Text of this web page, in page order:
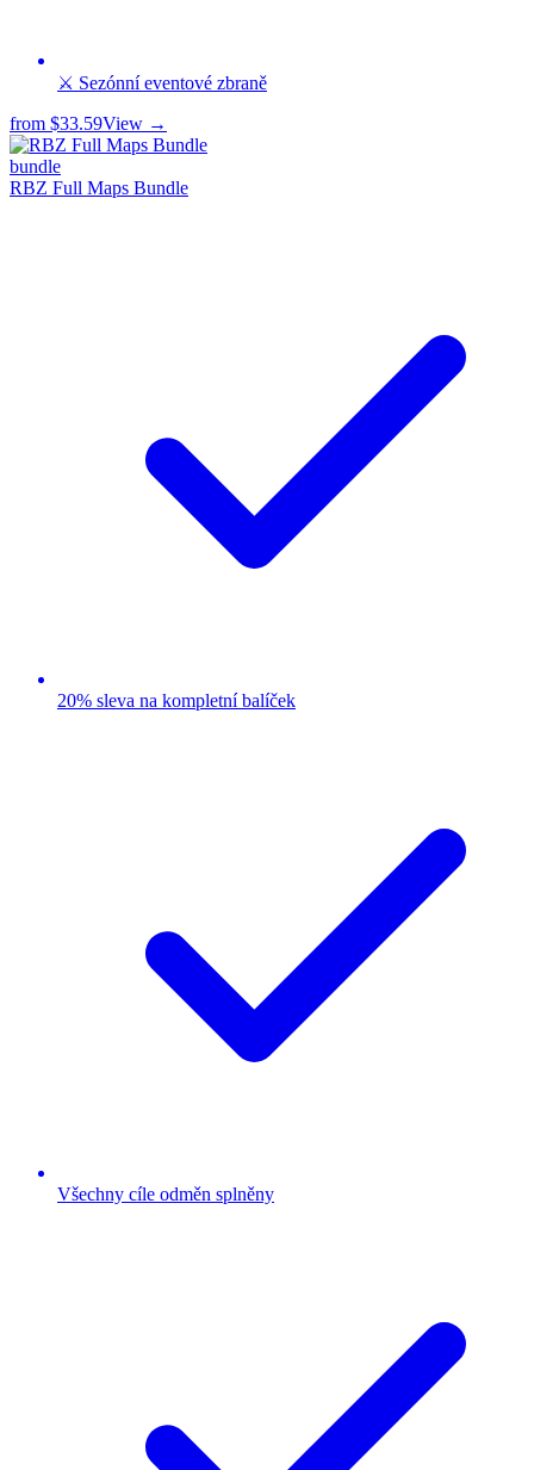
⚔️ Sezónní eventové zbraně
from $33.59View →
bundle
RBZ Full Maps Bundle
20% sleva na kompletní balíček
Všechny cíle odměn splněny